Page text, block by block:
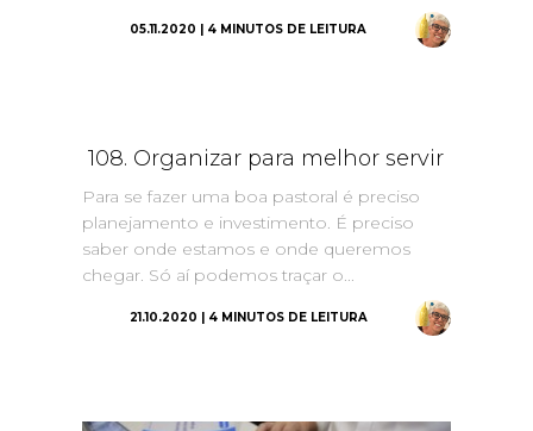
05.11.2020 | 4 MINUTOS DE LEITURA
108. Organizar para melhor servir
Para se fazer uma boa pastoral é preciso
planejamento e investimento. É preciso
saber onde estamos e onde queremos
chegar. Só aí podemos traçar o...
21.10.2020 | 4 MINUTOS DE LEITURA